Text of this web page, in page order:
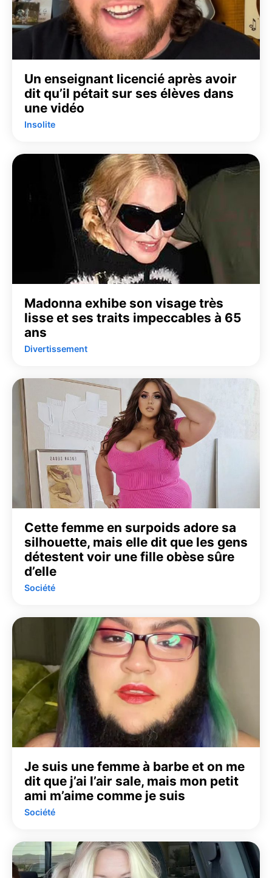
Un enseignant licencié après avoir
dit qu’il pétait sur ses élèves dans
une vidéo
Insolite
Madonna exhibe son visage très
lisse et ses traits impeccables à 65
ans
Divertissement
Cette femme en surpoids adore sa
silhouette, mais elle dit que les gens
détestent voir une fille obèse sûre
d’elle
Société
Je suis une femme à barbe et on me
dit que j’ai l’air sale, mais mon petit
ami m’aime comme je suis
Société